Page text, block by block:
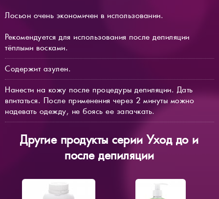
Лосьон очень экономичен в использовании.
Рекомендуется для использования после депиляции
тёплыми восками.
Содержит азулен.
Нанести на кожу после процедуры депиляции. Дать
впитаться. После применения через 2 минуты можно
надевать одежду, не боясь ее запачкать.
Другие продукты серии Уход до и
после депиляции